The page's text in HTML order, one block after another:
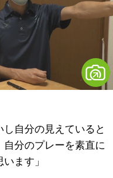
し自分の見えていると
自分のプレーを素直に
ます」